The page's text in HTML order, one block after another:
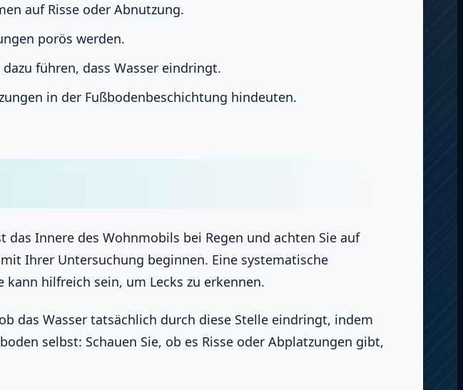
auf Risse oder Abnutzung.
porös werden.
führen, dass Wasser eindringt.
in der Fußbodenbeschichtung hindeuten.
Innere des Wohnmobils bei Regen und achten Sie auf
Ihrer Untersuchung beginnen. Eine systematische
hilfreich sein, um Lecks zu erkennen.
das Wasser tatsächlich durch diese Stelle eindringt, indem
selbst: Schauen Sie, ob es Risse oder Abplatzungen gibt,